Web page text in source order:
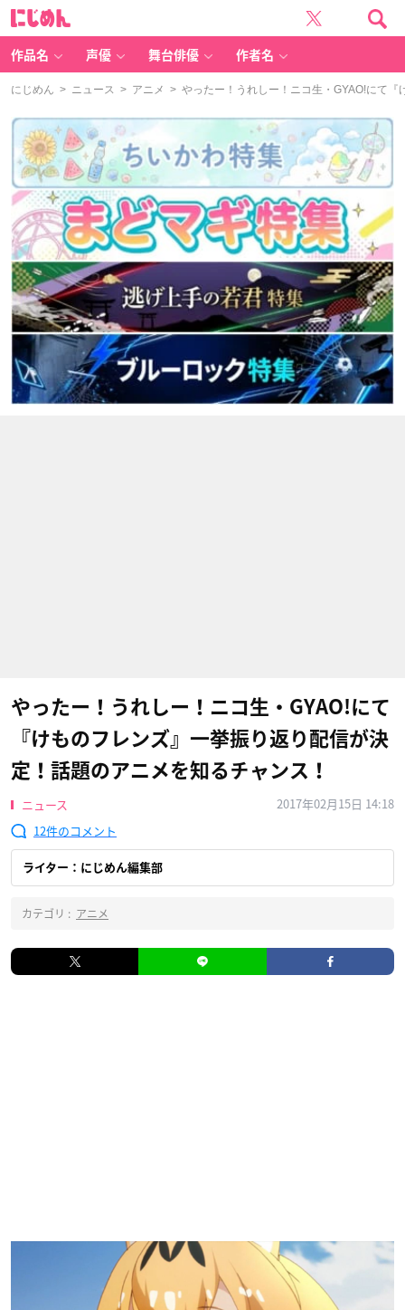
作品名 声優 舞台俳優 作者名
にじめん > ニュース > アニメ > やったー！うれしー！ニコ生・GYAO!にて
やったー！うれしー！ニコ生・GYAO!にて
『けものフレンズ』一挙振り返り配信が決
定！話題のアニメを知るチャンス！
ニュース
2017年02月15日 14:18
12
ライター：にじめん編集部
カテゴリ : アニメ